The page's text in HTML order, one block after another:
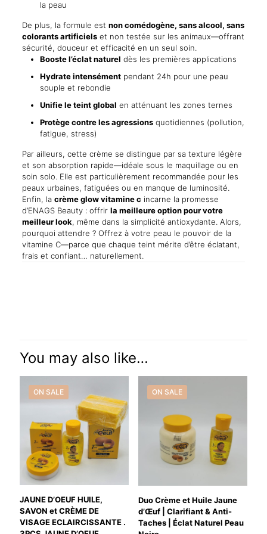
la peau
De plus, la formule est non comédogène, sans alcool, sans
colorants artificielset non testée sur les animaux—offrant
sécurité, douceur et efficacité en un seul soin.
Booste l’éclat naturel dès les premières applications
Hydrate intensémentpendant 24h pour une peau
souple et rebondie
Unifie le teint global en atténuant les zones ternes
Protège contre les agressionsquotidiennes (pollution,
fatigue, stress)
Par ailleurs, cette crème se distingue par sa texture légère
et son absorption rapide—idéale sous le maquillage ou en
soin solo. Elle est particulièrement recommandée pour les
peaux urbaines, fatiguées ou en manque de luminosité.
Enfin, la crème glow vitamine c incarne la promesse
d’ENAGS Beauty : offrir la meilleure option pour votre
meilleur look, même dans la simplicité antioxydante. Alors,
pourquoi attendre ? Offrez à votre peau le pouvoir de la
vitamine C—parce que chaque teint mérite d’être éclatant,
frais et confiant… naturellement.
CREME VISSAGE de Vitamin C. E
Glutathion & Collagen. Anti mélasmae
et Acné; 1X”
Your email address will not be published.
marked
Your rating*
You may also like…
ON SALE
JAUNE D’OEUF HUILE,
SAVON et CRÈME DE
VISAGE ECLAIRCISSANTE .
ON SALE
Duo Crème et Huile Jaune
d’Œuf | Clarifiant & Anti-
Taches | Éclat Naturel Peau